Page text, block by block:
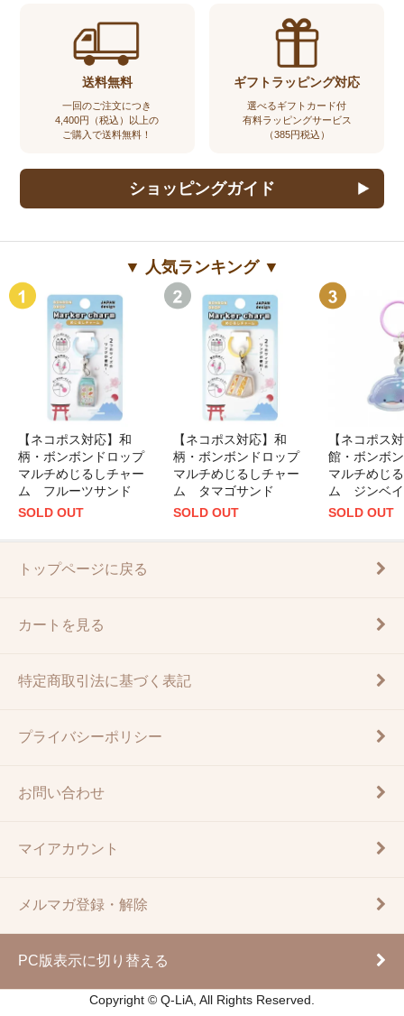
送料無料
一回のご注文につき
4,400円（税込）以上の
ご購入で送料無料！
ギフトラッピング対応
選べるギフトカード付
有料ラッピングサービス
（385円税込）
ショッピングガイド
▼ 人気ランキング ▼
【ネコポス対応】和
柄・ボンボンドロップ
マルチめじるしチャー
ム フルーツサンド
SOLD OUT
【ネコポス対応】和
柄・ボンボンドロップ
マルチめじるしチャー
ム タマゴサンド
SOLD OUT
【ネコポス
館・ボンボ
マルチめじ
ム ジンベ
SOLD OUT
トップページに戻る
カートを見る
特定商取引法に基づく表記
プライバシーポリシー
お問い合わせ
マイアカウント
メルマガ登録・解除
PC版表示に切り替える
Copyright © Q-LiA, All Rights Reserved.